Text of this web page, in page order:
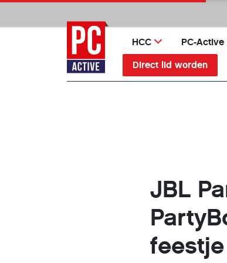
direct
naar
inhoud
HCC PC-
Direct lid worden
JBL
feestje